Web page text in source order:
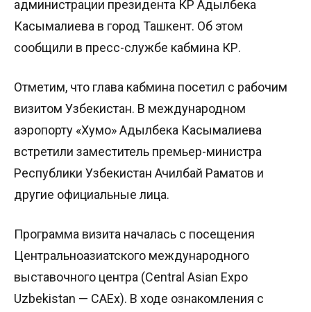
администрации президента КР Адылбека
Касымалиева в город Ташкент. Об этом
сообщили в пресс-службе кабмина КР.
Отметим, что глава кабмина посетил с рабочим
визитом Узбекистан. В международном
аэропорту «Хумо» Адылбека Касымалиева
встретили заместитель премьер-министра
Республики Узбекистан Ачилбай Раматов и
другие официальные лица.
Программа визита началась с посещения
Центральноазиатского международного
выставочного центра (Central Asian Expo
Uzbekistan — CAEx). В ходе ознакомления с